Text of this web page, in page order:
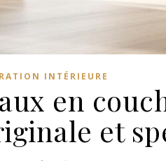
INTÉRIEURE
en
et